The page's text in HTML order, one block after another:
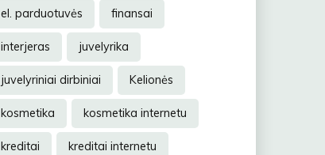
el. parduotuvės finansai
interjeras juvelyrika
juvelyriniai dirbiniai Kelionės
kosmetika kosmetika internetu
kreditai kreditai internetu